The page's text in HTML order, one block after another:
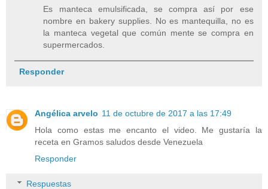
Es manteca emulsificada, se compra así por ese
nombre en bakery supplies. No es mantequilla, no es
la manteca vegetal que común mente se compra en
supermercados.
Responder
Angélica arvelo 11 de octubre de 2017 a las 17:49
Hola como estas me encanto el video. Me gustaría la
receta en Gramos saludos desde Venezuela
Responder
Respuestas